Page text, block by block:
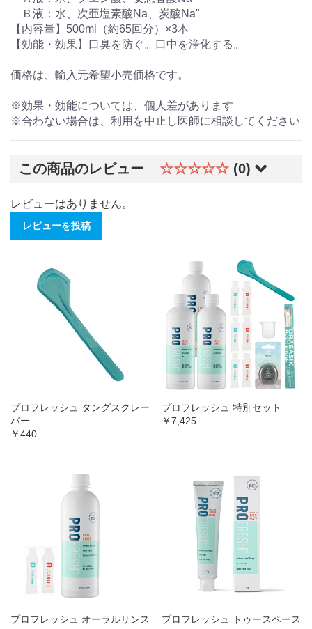
Ｂ液：水、次亜塩素酸Na、炭酸Na"
【内容量】500ml（約65回分）×3本
【効能・効果】口臭を防ぐ。口中を浄化する。
価格は、輸入元希望小売価格です。
※効果・効能については、個人差があります
※合わない場合は、利用を中止し医師に相談してください
この商品のレビュー ☆☆☆☆☆ (0)
レビューはありません。
レビューを投稿
プロフレッシュ タングスクレー
パー
￥440
プロフレッシュ 特別セット
￥7,425
プロフレッシュ オーラルリンス
プロフレッシュ トゥースペース